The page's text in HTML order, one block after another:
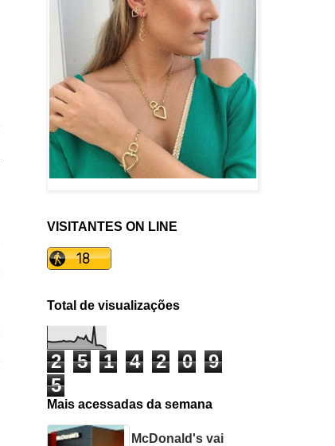
VISITANTES ON LINE
Total de visualizações
2 5 1 4 2 0
9
5
Mais acessadas da semana
McDonald's vai